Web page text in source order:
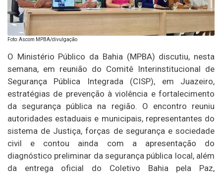
Foto: Ascom MPBA/divulgação
O Ministério Público da Bahia (MPBA) discutiu, nesta
semana, em reunião do Comitê Interinstitucional de
Segurança Pública Integrada (CISP), em Juazeiro,
estratégias de prevenção à violência e fortalecimento
da segurança pública na região. O encontro reuniu
autoridades estaduais e municipais, representantes do
sistema de Justiça, forças de segurança e sociedade
civil e contou ainda com a apresentação do
diagnóstico preliminar da segurança pública local, além
da entrega oficial do Coletivo Bahia pela Paz,